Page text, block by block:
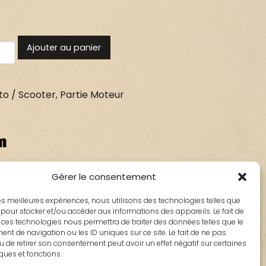
Gérer le consentement
meilleures expériences, nous utilisons des technologies telles que
stocker et/ou accéder aux informations des appareils. Le fait de
technologies nous permettra de traiter des données telles que le
de navigation ou les ID uniques sur ce site. Le fait de ne pas
de retirer son consentement peut avoir un effet négatif sur certaines
et fonctions.
Ajouter au panier
/ Scooter, Partie Moteur
713364
pour scooter Peugeot ST, STL,